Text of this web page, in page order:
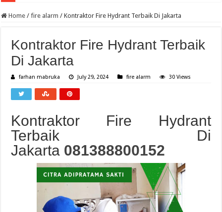
Home / fire alarm / Kontraktor Fire Hydrant Terbaik Di Jakarta
Kontraktor Fire Hydrant Terbaik
Di Jakarta
farhan mabruka July 29, 2024 fire alarm 30 Views
Kontraktor Fire Hydrant
Terbaik Di
Jakarta 081388800152